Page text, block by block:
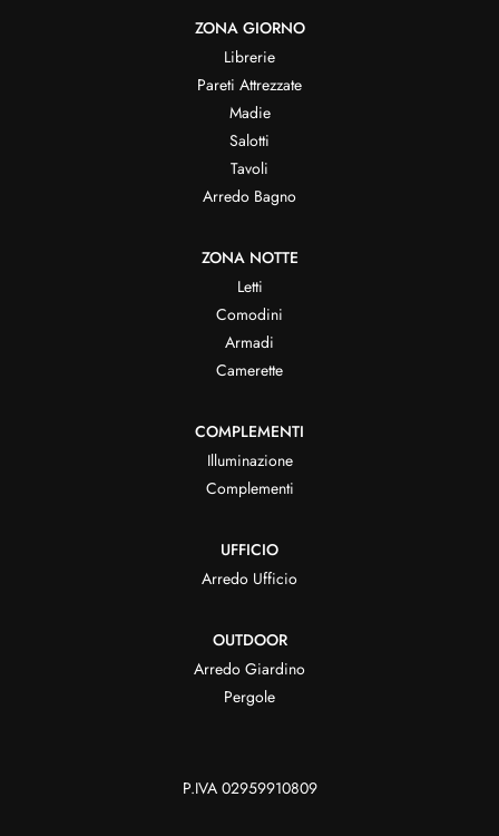
ZONA GIORNO
Librerie
Pareti Attrezzate
Madie
Salotti
Tavoli
Arredo Bagno
ZONA NOTTE
Letti
Comodini
Armadi
Camerette
COMPLEMENTI
Illuminazione
Complementi
UFFICIO
Arredo Ufficio
OUTDOOR
Arredo Giardino
Pergole
P.IVA 02959910809